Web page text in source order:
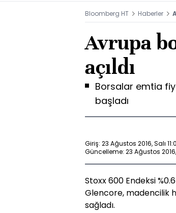
Bloomberg HT Haberler
Avrupa
açıldı
Borsalar emtia
başladı
Giriş: 23 Ağustos 2016, Salı
Güncelleme: 23 Ağustos 2016,
Stoxx 600 Endeksi
Glencore, madencilik
sağladı.